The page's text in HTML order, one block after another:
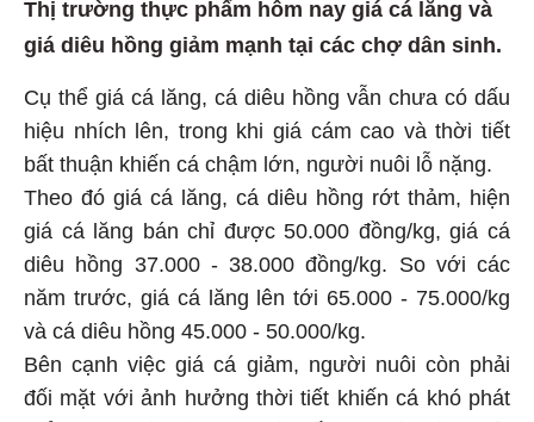
Thị trường thực phẩm hôm nay giá cá lăng và
giá diêu hồng giảm mạnh tại các chợ dân sinh.
Cụ thể giá cá lăng, cá diêu hồng vẫn chưa có dấu
hiệu nhích lên, trong khi giá cám cao và thời tiết
bất thuận khiến cá chậm lớn, người nuôi lỗ nặng.
Theo đó giá cá lăng, cá diêu hồng rớt thảm, hiện
giá cá lăng bán chỉ được 50.000 đồng/kg, giá cá
diêu hồng 37.000 - 38.000 đồng/kg. So với các
năm trước, giá cá lăng lên tới 65.000 - 75.000/kg
và cá diêu hồng 45.000 - 50.000/kg.
Bên cạnh việc giá cá giảm, người nuôi còn phải
đối mặt với ảnh hưởng thời tiết khiến cá khó phát